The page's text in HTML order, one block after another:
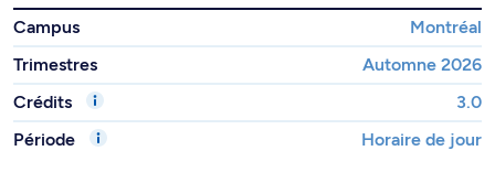
Campus
Montréal
Trimestres
Automne 2026
Crédits
3.0
Période
Horaire de jour